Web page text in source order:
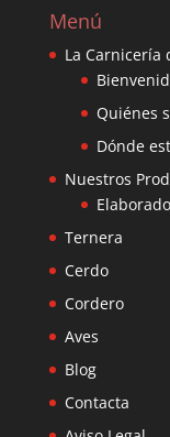
Menú
La Carnicería
Quiénes
Dónde
Nuestros
Ternera
Cerdo
Cordero
Aves
Blog
Contacta